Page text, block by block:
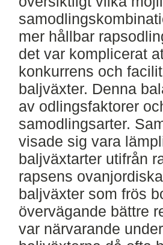
mer hållbar
det var komplicerat
konkurrens och
baljväxter. Denna
av odlingsfaktorer
samodlingsarter.
visade sig vara
baljväxtarter utifrån
rapsens
baljväxter som frös
övervägande bättre
var närvarande